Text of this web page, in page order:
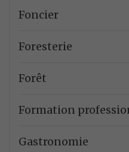
Foncier
Foresterie
Forêt
Formation
Gastronomie